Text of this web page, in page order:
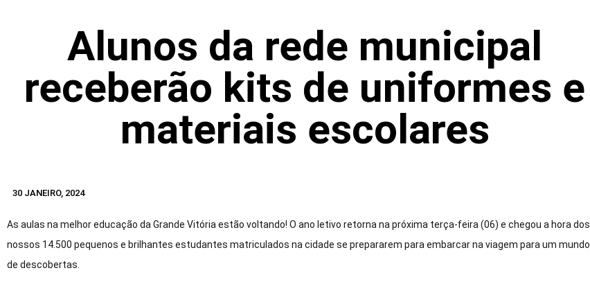
Alunos da rede municipal
receberão kits de uniformes e
materiais escolares
30 JANEIRO, 2024
As aulas na melhor educação da Grande Vitória estão voltando! O ano letivo retorna na próxima terça-feira (06) e chegou a hora dos
nossos 14.500 pequenos e brilhantes estudantes matriculados na cidade se prepararem para embarcar na viagem para um mundo
de descobertas.